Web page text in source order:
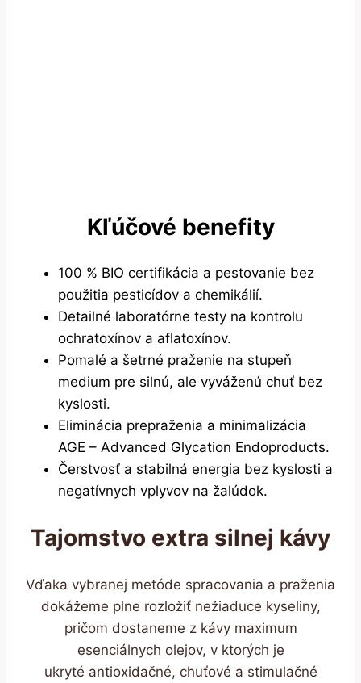
Kľúčové benefity
100 % BIO certifikácia a pestovanie bez
použitia pesticídov a chemikálií.
Detailné laboratórne testy na kontrolu
ochratoxínov a aflatoxínov.
Pomalé a šetrné praženie na stupeň
medium pre silnú, ale vyváženú chuť bez
kyslosti.
Eliminácia prepraženia a minimalizácia
AGE – Advanced Glycation Endoproducts.
Čerstvosť a stabilná energia bez kyslosti a
negatívnych vplyvov na žalúdok.
Tajomstvo extra silnej kávy
Vďaka vybranej metóde spracovania a praženia
dokážeme plne rozložiť nežiaduce kyseliny,
pričom dostaneme z kávy maximum
esenciálnych olejov, v ktorých je
ukryté antioxidačné, chuťové a stimulačné